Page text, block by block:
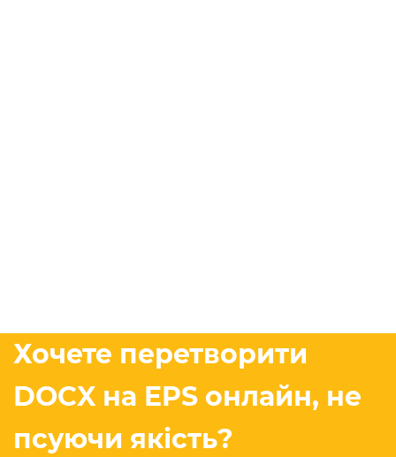
Хочете перетворити
DOCX на EPS онлайн, не
псуючи якість?